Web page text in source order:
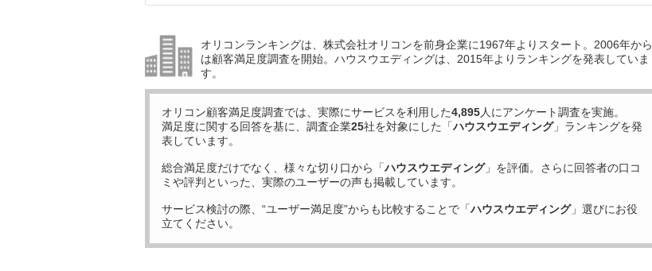
オリコンランキングは、株式会社オリコンを前身企業に1967年よりスタート。2006年から
は顧客満足度調査を開始。ハウスウエディングは、2015年よりランキングを発表していま
す。
オリコン顧客満足度調査では、実際にサービスを利用した4,895人にアンケート調査を実施。
満足度に関する回答を基に、調査企業25社を対象にした「ハウスウエディング」ランキングを発
表しています。
総合満足度だけでなく、様々な切り口から「ハウスウエディング」を評価。さらに回答者の口コ
ミや評判といった、実際のユーザーの声も掲載しています。
サービス検討の際、“ユーザー満足度”からも比較することで「ハウスウエディング」選びにお役
立てください。